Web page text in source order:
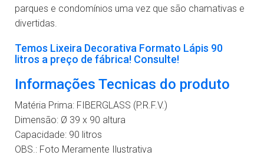
parques e condomínios uma vez que são chamativas e
divertidas.
Temos Lixeira Decorativa Formato Lápis 90
litros a preço de fábrica! Consulte!
Informações Tecnicas do produto
Matéria Prima: FIBERGLASS (P.R.F.V.)
Dimensão: Ø 39 x 90 altura
Capacidade: 90 litros
OBS.: Foto Meramente Ilustrativa